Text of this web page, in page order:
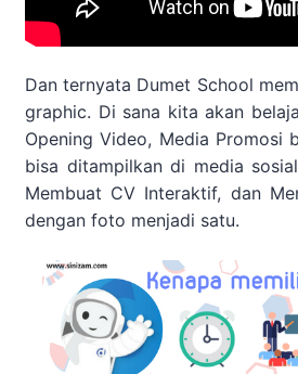
Dan ternyata Dumet School
graphic. Di sana kita akan
Opening Video, Media Promosi
bisa ditampilkan di media
Membuat CV Interaktif, dan
dengan foto menjadi satu.